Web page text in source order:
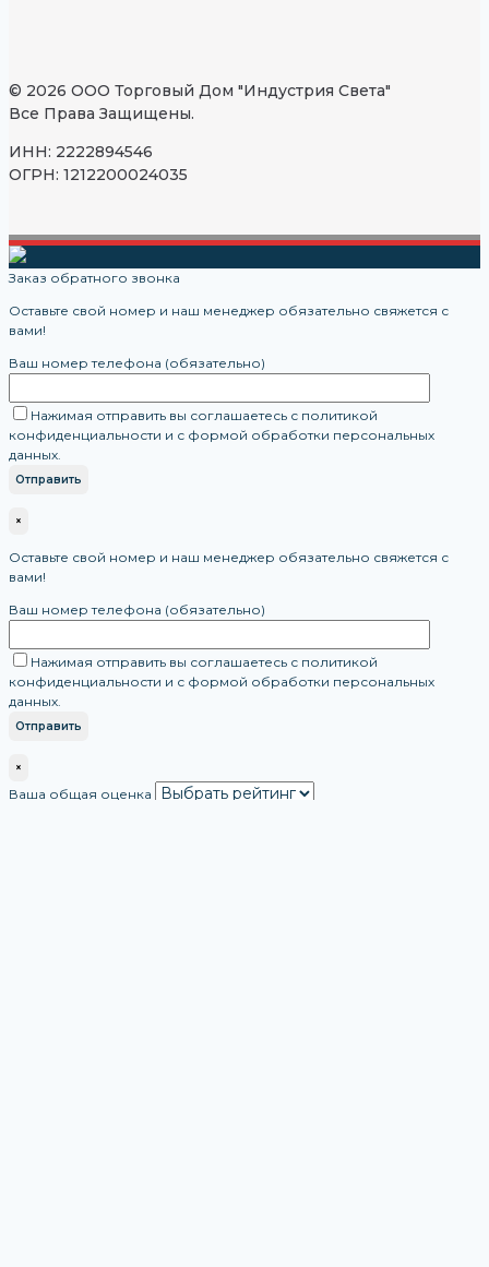
© 2026 ООО Торговый Дом "Индустрия Света"
Все Права Защищены.
ИНН: 2222894546
ОГРН: 1212200024035
Заказ обратного звонка
Оставьте свой номер и наш менеджер обязательно свяжется с
вами!
Ваш номер телефона (обязательно)
Нажимая отправить вы соглашаетесь с политикой
конфиденциальности и с формой обработки персональных
данных.
×
Оставьте свой номер и наш менеджер обязательно свяжется с
вами!
Ваш номер телефона (обязательно)
Нажимая отправить вы соглашаетесь с политикой
конфиденциальности и с формой обработки персональных
данных.
×
Ваша общая оценка